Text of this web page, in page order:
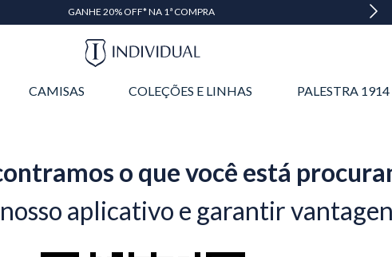
GANHE 20% OFF* NA 1ª COMPRA
CAMISAS COLEÇÕES E LINHAS PALESTRA 1914
o que você está
aplicativo e garantir